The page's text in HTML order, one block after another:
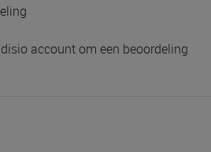
account om een beoordeling